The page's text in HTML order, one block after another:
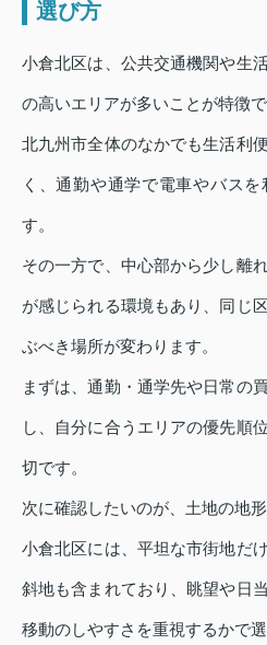
選び方
小倉北区は、公共交通機関や生
の高いエリアが多いことが特徴で
北九州市全体のなかでも生活利
く、通勤や通学で電車やバス
す。
その一方で、中心部から少し離
が感じられる環境もあり、同じ
ぶべき場所が変わります。
まずは、通勤・通学先や日常の
し、自分に合うエリアの優先順
切です。
次に確認したいのが、土地の地形
小倉北区には、平坦な市街地だ
斜地も含まれており、眺望や日
移動のしやすさを重視するかで選